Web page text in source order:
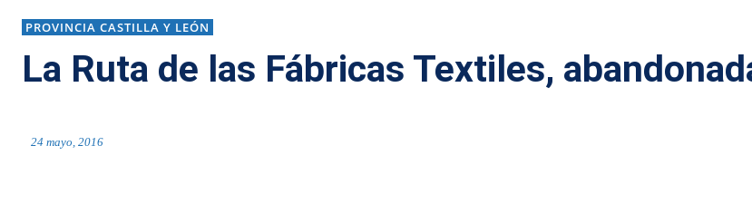
PROVINCIA CASTILLA Y LEÓN
La Ruta de las Fábricas Textiles,
24 mayo, 2016